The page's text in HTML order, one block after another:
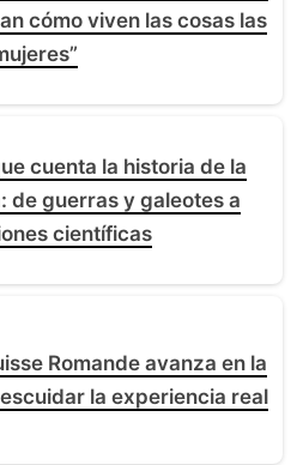
cómo viven las cosas las
cuenta la historia de la
de guerras y galeotes a
científicas
Romande avanza en la
la experiencia real